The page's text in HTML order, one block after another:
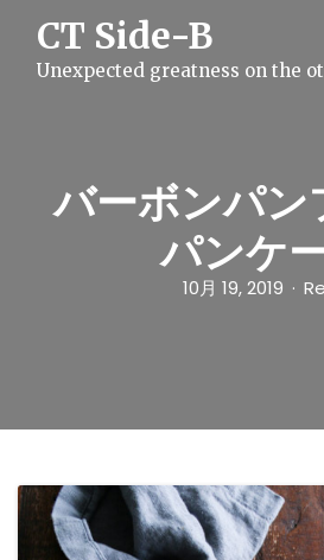
CT Side-B
Unexpected greatness on the
バーボンパン
パンケ
10月 19, 2019